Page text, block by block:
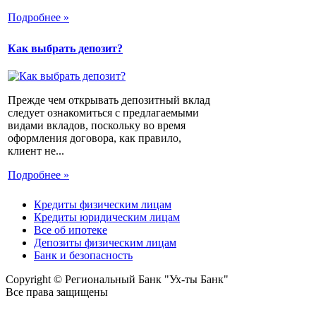
Подробнее »
Как выбрать депозит?
Прежде чем открывать депозитный вклад
следует ознакомиться с предлагаемыми
видами вкладов, поскольку во время
оформления договора, как правило,
клиент не...
Подробнее »
Кредиты физическим лицам
Кредиты юридическим лицам
Все об ипотеке
Депозиты физическим лицам
Банк и безопасность
Copyright © Региональный Банк "Ух-ты Банк"
Все права защищены